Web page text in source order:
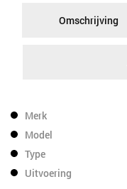
Omschrijving
Merk
Model
Type
Uitvoering